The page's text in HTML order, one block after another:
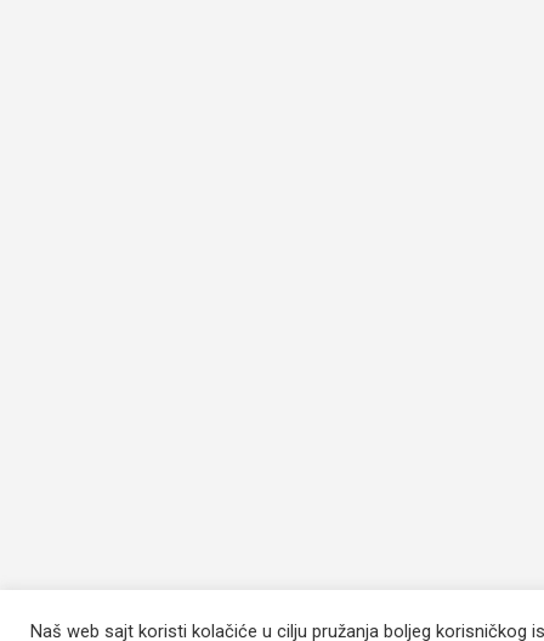
Naš web sajt koristi kolačiće u cilju pružanja boljeg korisničkog